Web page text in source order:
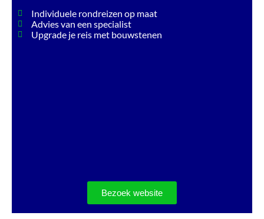
Individuele rondreizen op maat
Advies van een specialist
Upgrade je reis met bouwstenen
Bezoek website